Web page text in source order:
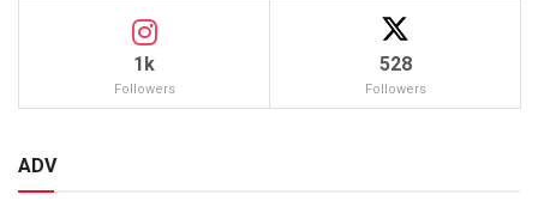
1k
Followers
528
Followers
ADV